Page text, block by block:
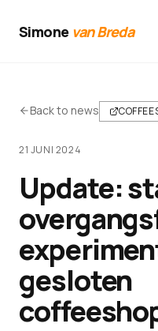
Simone van Breda
Back to news
21 JUNI 2024
Update:
gesloten